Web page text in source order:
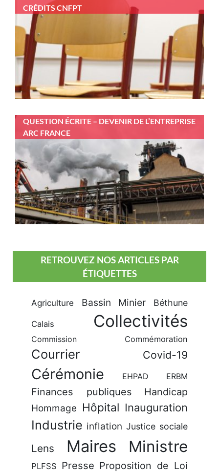
CRÉDITS CNFPT
QUESTION ÉCRITE – DEVENIR DE L’ENTREPRISE
ARC FRANCE
RETROUVEZ NOS ARTICLES PAR
ÉTIQUETTES
Agriculture Bassin Minier Béthune
Calais Collectivités
Commission Commémoration
Courrier Covid-19
Cérémonie EHPAD ERBM
Finances publiques Handicap
Hommage Hôpital Inauguration
Industrie inflation Justice sociale
Lens Maires Ministre
PLFSS Presse Proposition de Loi